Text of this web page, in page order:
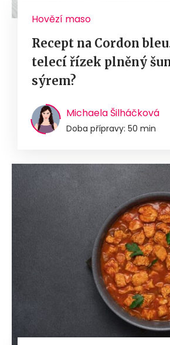
Hovězí maso
Recept na Cordon
telecí řízek plněný
sýrem?
Michaela Šilháčková
Doba přípravy: 50 min